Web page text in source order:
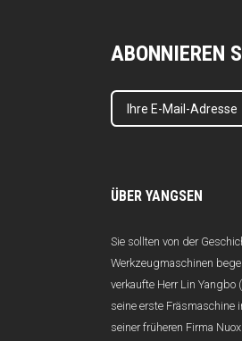
ABONNIEREN
ÜBER YANGSEN
Sie sollten von der
Werkzeugmaschinen
verkaufte Herr Lin Yangbo
seine erste Fräsmaschine
seiner früheren Firma